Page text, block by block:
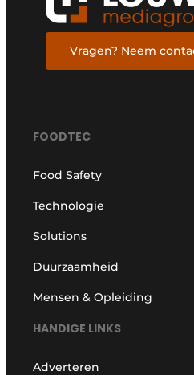
Vragen? Neem
FOODTEC
Food Safety
Technologie
Solutions
Duurzaamheid
Mensen & Opleiding
HANDIGE LINKS
Adverteren